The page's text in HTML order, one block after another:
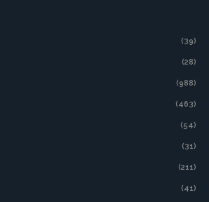
(39)
(28)
(988)
(463)
(54)
(31)
(211)
(41)